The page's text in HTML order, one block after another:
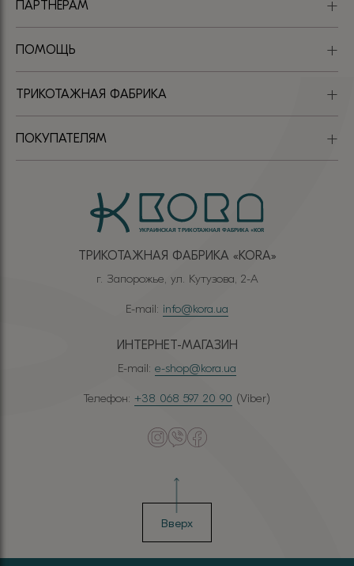
ТРИКОТАЖНАЯ ФАБРИКА «КОRА»
г. Запорожье, ул. Кутузова, 2-А
E-mail: info@kora.ua
ИНТЕРНЕТ-МАГАЗИН
E-mail: e-shop@kora.ua
Телефон: +38 068 597 20 90 (Viber)
ПАРТНЁРАМ
ПОМОЩЬ
ТРИКОТАЖНАЯ ФАБРИКА
ПОКУПАТЕЛЯМ
Вверх